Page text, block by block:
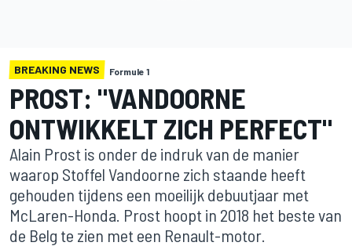
BREAKING NEWS Formule 1
PROST: "VANDOORNE
ONTWIKKELT ZICH PERFECT"
Alain Prost is onder de indruk van de manier
waarop Stoffel Vandoorne zich staande heeft
gehouden tijdens een moeilijk debuutjaar met
McLaren-Honda. Prost hoopt in 2018 het beste van
de Belg te zien met een Renault-motor.